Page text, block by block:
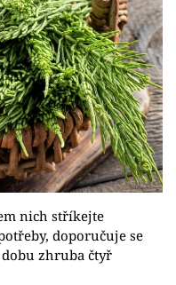
nich stříkejte
doporučuje se
zhruba čtyř